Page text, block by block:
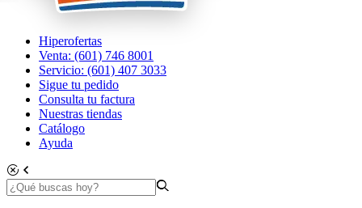
Hiperofertas
Venta: (601) 746 8001
Servicio: (601) 407 3033
Sigue tu pedido
Consulta tu factura
Nuestras tiendas
Catálogo
Ayuda